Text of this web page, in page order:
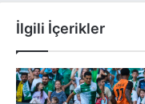
İlgili İçerikler